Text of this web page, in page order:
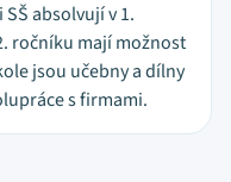
absolvují v 1.
ročníku mají možnost
jsou učebny a dílny
s firmami.